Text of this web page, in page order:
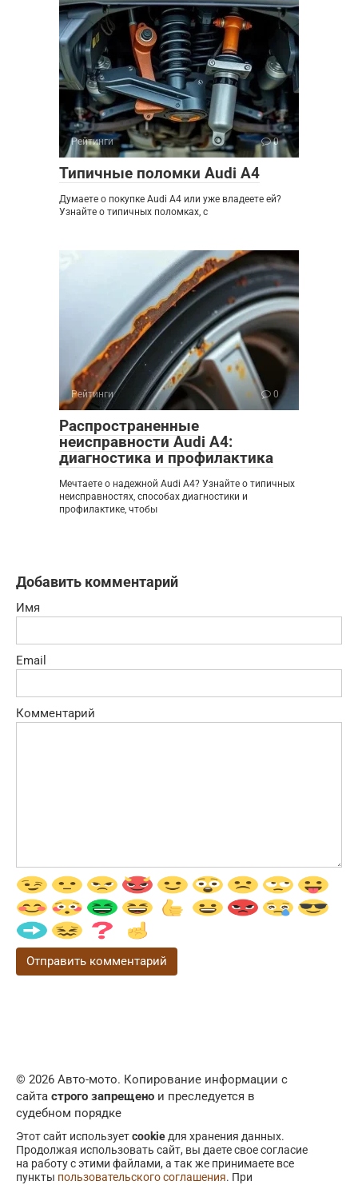
Рейтинги 0
Типичные поломки Audi A4
Думаете о покупке Audi A4 или уже владеете ей?
Узнайте о типичных поломках, с
Рейтинги 0
Распространенные
неисправности Audi A4:
диагностика и профилактика
Мечтаете о надежной Audi A4? Узнайте о типичных
неисправностях, способах диагностики и
профилактике, чтобы
Добавить комментарий
Имя
Email
Комментарий
© 2026 Авто-мото. Копирование информации с
сайта строго запрещено и преследуется в
судебном порядке
Этот сайт используетcookie для хранения данных.
Продолжая использовать сайт, вы даете свое согласие
на работу с этими файлами, а так же принимаете все
пункты пользовательского соглашения. При